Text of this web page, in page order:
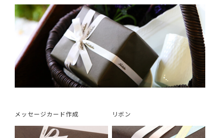
メッセージカード作成 リボン